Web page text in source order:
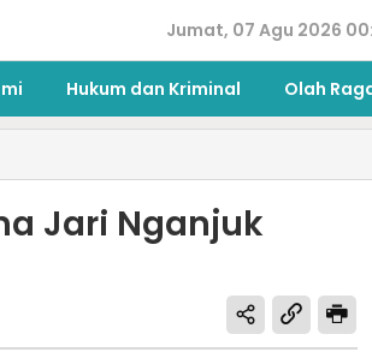
Jumat, 07 Agu 2026
Hukum dan Kriminal Olah
Jari Nganjuk